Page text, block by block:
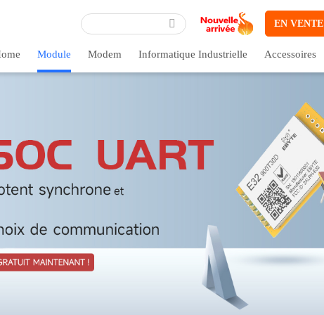
EN VENTE
Module Modem Informatique Industrielle Accessoires